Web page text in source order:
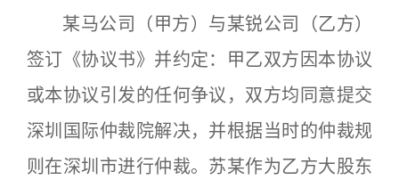
某马公司（甲方）与某锐公司（乙方）
签订《协议书》并约定：甲乙双方因本协议
或本协议引发的任何争议，双方均同意提交
深圳国际仲裁院解决，并根据当时的仲裁规
则在深圳市进行仲裁。苏某作为乙方大股东